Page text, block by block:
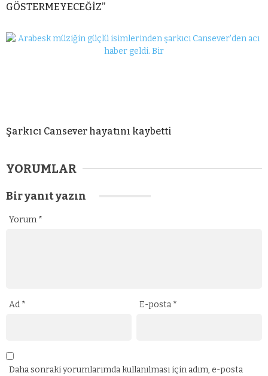
GÖSTERMEYECEĞİZ”
Şarkıcı Cansever hayatını kaybetti
YORUMLAR
Bir yanıt yazın
Yorum *
Ad * E-posta *
Daha sonraki yorumlarımda kullanılması için adım, e-posta